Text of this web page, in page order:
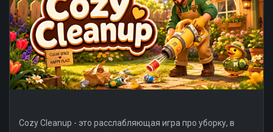
Cozy Cleanup - это расслабляющая игра про уборку, в